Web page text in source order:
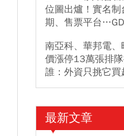
位圖出爐！實名制
期、售票平台
南亞科、華邦電
價漲停13萬張排
誰：外資只挑它
最新文章